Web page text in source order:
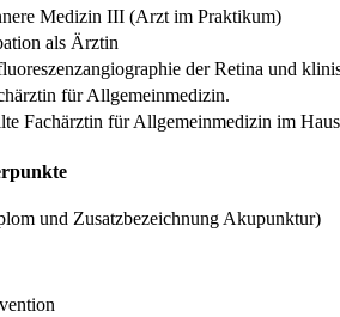
Medizin III (Arzt im Praktikum)
als Ärztin
der Retina und
für Allgemeinmedizin.
Fachärztin für Allgemeinmedizin im
und Zusatzbezeichnung Akupunktur)